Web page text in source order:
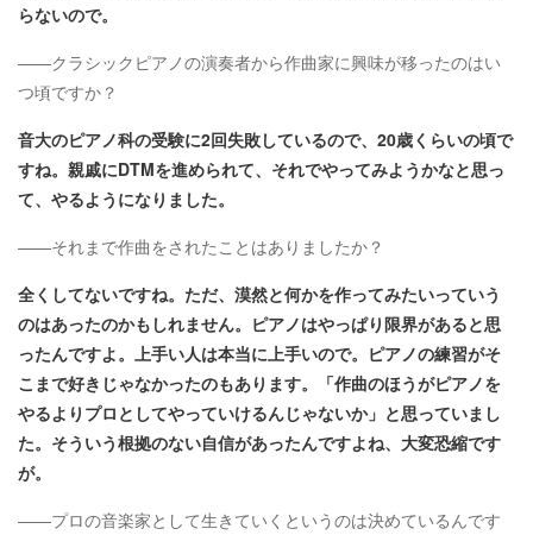
らないので。
――クラシックピアノの演奏者から作曲家に興味が移ったのはい
つ頃ですか？
音大のピアノ科の受験に2回失敗しているので、20歳くらいの頃で
すね。親戚にDTMを進められて、それでやってみようかなと思っ
て、やるようになりました。
――それまで作曲をされたことはありましたか？
全くしてないですね。ただ、漠然と何かを作ってみたいっていう
のはあったのかもしれません。ピアノはやっぱり限界があると思
ったんですよ。上手い人は本当に上手いので。ピアノの練習がそ
こまで好きじゃなかったのもあります。「作曲のほうがピアノを
やるよりプロとしてやっていけるんじゃないか」と思っていまし
た。そういう根拠のない自信があったんですよね、大変恐縮です
が。
――プロの音楽家として生きていくというのは決めているんです